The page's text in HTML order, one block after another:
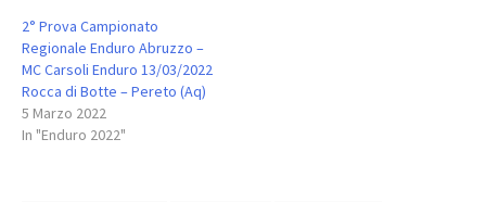
2° Prova Campionato
Regionale Enduro Abruzzo –
MC Carsoli Enduro 13/03/2022
Rocca di Botte – Pereto (Aq)
5 Marzo 2022
In "Enduro 2022"